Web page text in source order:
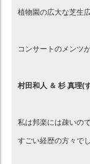
植物園の広大な芝生
コンサートのメンツ
村田和人 ＆ 杉 真理(
私は邦楽には疎いの
すごい経歴の方々でし